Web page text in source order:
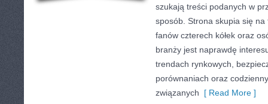
szukają treści podanych w
sposób. Strona skupia się
fanów czterech kółek oraz
branży jest naprawdę
trendach rynkowych,
porównaniach oraz
związanych [ Read More ]